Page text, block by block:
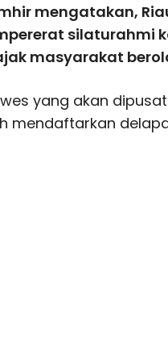
mengatakan,
silaturahmi
masyarakat
yang akan
mendaftarkan